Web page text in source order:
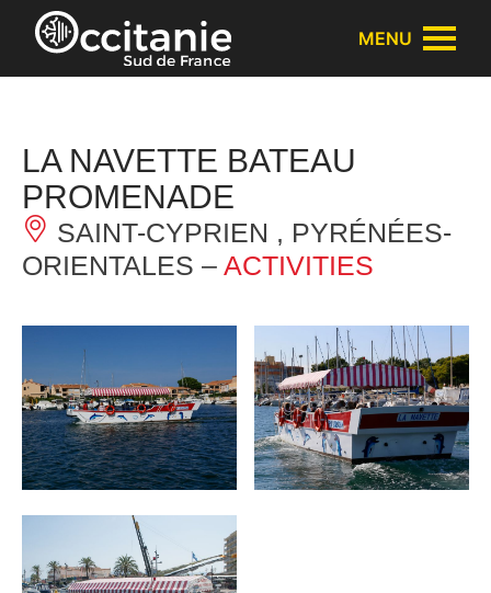
Cookies management panel
MENU
LA NAVETTE BATEAU
PROMENADE
SAINT-CYPRIEN , PYRÉNÉES-
ORIENTALES – ACTIVITIES